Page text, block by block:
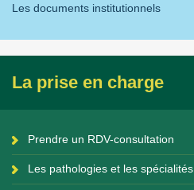
Les documents institutionnels
La prise en charge
Prendre un RDV-consultation
Les pathologies et les spécialités